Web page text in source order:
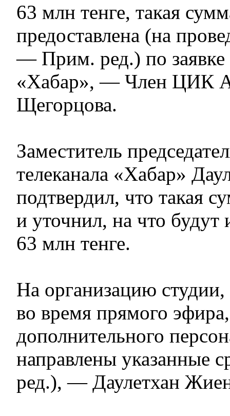
63 млн тенге, такая
предоставлена (на
— Прим. ред.) по заявке
«Хабар», — Член ЦИК
Щегорцова.
Заместитель
телеканала «Хабар»
подтвердил, что такая
и уточнил, на что будут
63 млн тенге.
На организацию студии,
во время прямого
дополнительного
направлены указанные
ред.), — Даулетхан